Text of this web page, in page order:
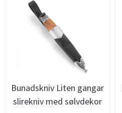
Bunadskniv Liten gangar
slirekniv med sølvdekor